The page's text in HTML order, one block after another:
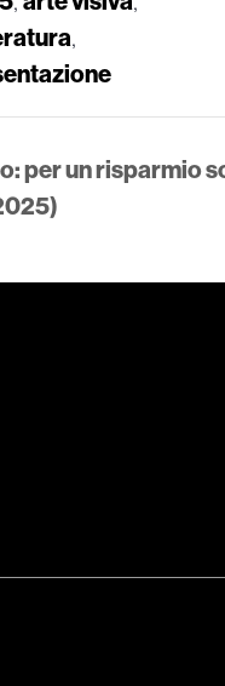
,
per un risparmio